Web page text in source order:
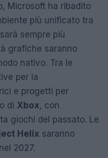
Microsoft ha ribadito
più unificato tra
sarà sempre più
grafiche saranno
nativo. Tra le
per la
e progetti per
di Xbox, con
giochi del passato. Le
Helix saranno
2027.